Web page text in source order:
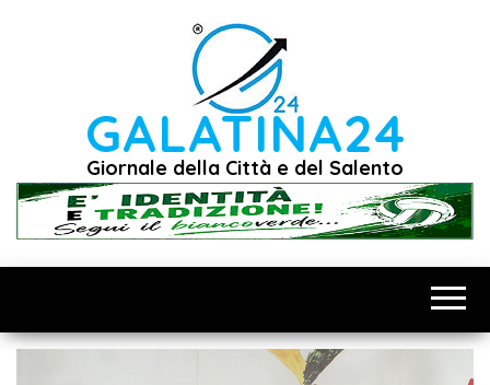
GALATINA24
Giornale della Città e del Salento